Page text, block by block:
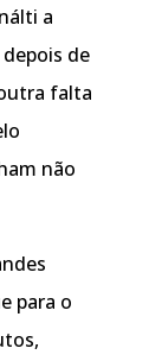
a
de
falta
não
para o